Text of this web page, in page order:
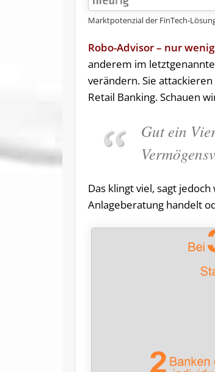
Marktpotenzial der FinTech-
Robo-Advisor – nur
anderem im
verändern. Sie
Retail Banking. Schauen
Gut ein
Das klingt viel, sagt
Anlageberatung handelt